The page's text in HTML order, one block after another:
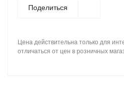
Поделиться
Цена действительна только для
отличаться от цен в розничных